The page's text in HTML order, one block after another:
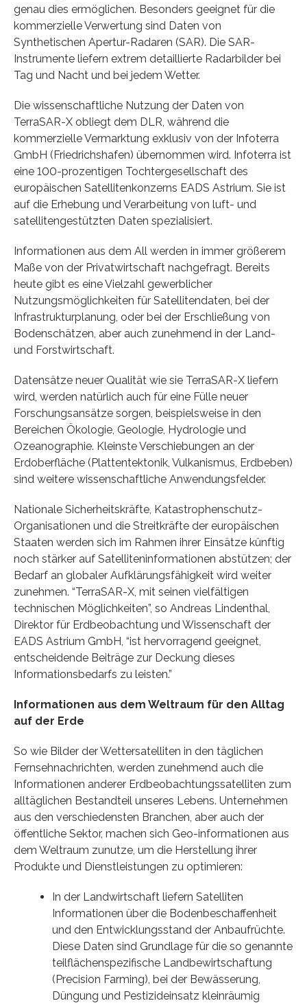
genau dies ermöglichen. Besonders geeignet für die
kommerzielle Verwertung sind Daten von
Synthetischen Apertur-Radaren (SAR). Die SAR-
Instrumente liefern extrem detaillierte Radarbilder bei
Tag und Nacht und bei jedem Wetter.
Die wissenschaftliche Nutzung der Daten von
TerraSAR-X obliegt dem DLR, während die
kommerzielle Vermarktung exklusiv von der Infoterra
GmbH (Friedrichshafen) übernommen wird. Infoterra ist
eine 100-prozentigen Tochtergesellschaft des
europäischen Satellitenkonzerns EADS Astrium. Sie ist
auf die Erhebung und Verarbeitung von luft- und
satellitengestützten Daten spezialisiert.
Informationen aus dem All werden in immer größerem
Maße von der Privatwirtschaft nachgefragt. Bereits
heute gibt es eine Vielzahl gewerblicher
Nutzungsmöglichkeiten für Satellitendaten, bei der
Infrastrukturplanung, oder bei der Erschließung von
Bodenschätzen, aber auch zunehmend in der Land-
und Forstwirtschaft.
Datensätze neuer Qualität wie sie TerraSAR-X liefern
wird, werden natürlich auch für eine Fülle neuer
Forschungsansätze sorgen, beispielsweise in den
Bereichen Ökologie, Geologie, Hydrologie und
Ozeanographie. Kleinste Verschiebungen an der
Erdoberfläche (Plattentektonik, Vulkanismus, Erdbeben)
sind weitere wissenschaftliche Anwendungsfelder.
Nationale Sicherheitskräfte, Katastrophenschutz-
Organisationen und die Streitkräfte der europäischen
Staaten werden sich im Rahmen ihrer Einsätze künftig
noch stärker auf Satelliteninformationen abstützen; der
Bedarf an globaler Aufklärungsfähigkeit wird weiter
zunehmen. “TerraSAR-X, mit seinen vielfältigen
technischen Möglichkeiten”, so Andreas Lindenthal,
Direktor für Erdbeobachtung und Wissenschaft der
EADS Astrium GmbH, “ist hervorragend geeignet,
entscheidende Beiträge zur Deckung dieses
Informationsbedarfs zu leisten.”
Informationen aus dem Weltraum für den Alltag
auf der Erde
So wie Bilder der Wettersatelliten in den täglichen
Fernsehnachrichten, werden zunehmend auch die
Informationen anderer Erdbeobachtungssatelliten zum
alltäglichen Bestandteil unseres Lebens. Unternehmen
aus den verschiedensten Branchen, aber auch der
öffentliche Sektor, machen sich Geo-informationen aus
dem Weltraum zunutze, um die Herstellung ihrer
Produkte und Dienstleistungen zu optimieren:
In der Landwirtschaft liefern Satelliten
Informationen über die Bodenbeschaffenheit
und den Entwicklungsstand der Anbaufrüchte.
Diese Daten sind Grundlage für die so genannte
teilflächenspezifische Landbewirtschaftung
(Precision Farming), bei der Bewässerung,
Düngung und Pestizideinsatz kleinräumig